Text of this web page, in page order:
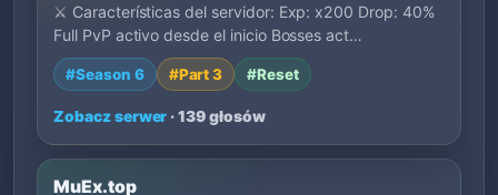
⚔️ Características del servidor: Exp: x200 Drop: 40%
Full PvP activo desde el inicio Bosses act…
#Season 6 #Part 3 #Reset
Zobacz serwer · 139 głosów
MuEx.top